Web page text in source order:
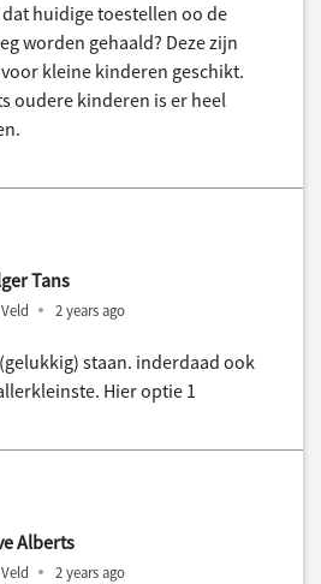
dat huidige toestellen oo de
worden gehaald? Deze zijn
kleine kinderen geschikt.
oudere kinderen is er heel
Tans
2 years ago
staan. inderdaad ook
Hier optie 1
Alberts
2 years ago